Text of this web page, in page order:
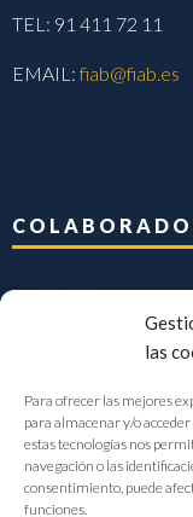
las
Para ofrecer las mejores
para almacenar y/o
estas tecnologías nos
navegación o las
consentimiento, puede
funciones.
TEL: 91 411 72 11
EMAIL:fiab@fiab.es